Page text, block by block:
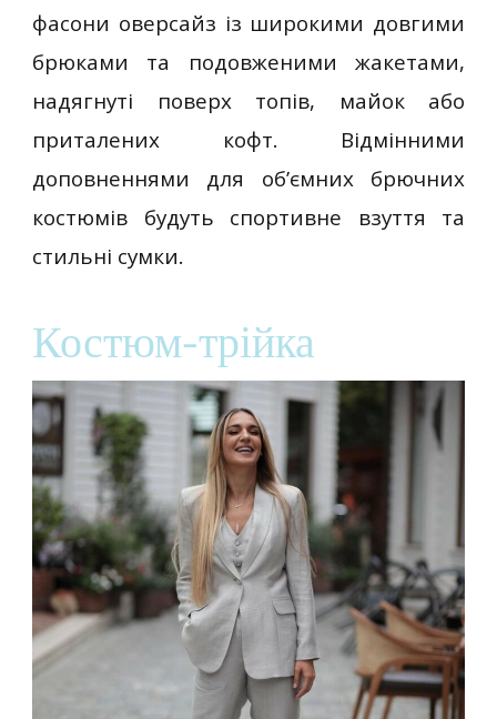
фасони оверсайз із широкими довгими
брюками та подовженими жакетами,
надягнуті поверх топів, майок або
приталених кофт. Відмінними
доповненнями для об’ємних брючних
костюмів будуть спортивне взуття та
стильні сумки.
Костюм-трійка